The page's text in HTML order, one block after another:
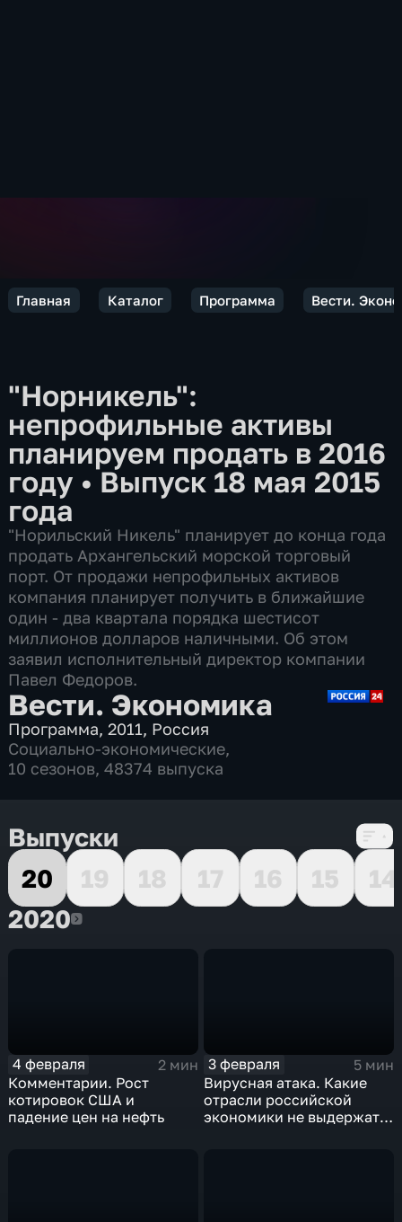
Главная Каталог Программа Вести.
"Норникель":
непрофильные активы
планируем продать в 2016
году •Выпуск 18 мая 2015
года
"Норильский Никель" планирует до конца года
продать Архангельский морской торговый
порт. От продажи непрофильных активов
компания планирует получить в ближайшие
один - два квартала порядка шестисот
миллионов долларов наличными. Об этом
заявил исполнительный директор компании
Павел Федоров.
Вести. Экономика
Программа,2011, Россия
Социально-экономические,
10 сезонов, 48374 выпуска
Выпуски
20
19 18 17 16 15
14
20202020
4 февраля
2 мин
Комментарии. Рост
котировок США и
падение цен на нефть
3 февраля
5 мин
Вирусная атака. Какие
отрасли российской
экономики не выдержат